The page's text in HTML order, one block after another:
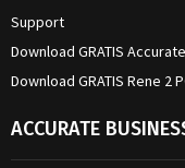
Support
Download GRATIS
Download GRATIS Rene 2
ACCURATE